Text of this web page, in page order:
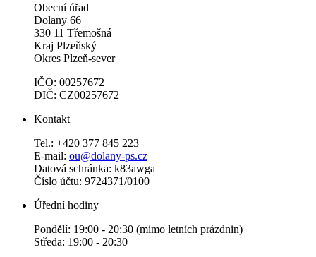
Obecní úřad
Dolany 66
330 11 Třemošná
Kraj Plzeňský
Okres Plzeň-sever
IČO: 00257672
DIČ: CZ00257672
Kontakt
Tel.: +420 377 845 223
E-mail: ou@dolany-ps.cz
Datová schránka: k83awga
Číslo účtu: 9724371/0100
Úřední hodiny
Pondělí: 19:00 - 20:30 (mimo letních prázdnin)
Středa: 19:00 - 20:30